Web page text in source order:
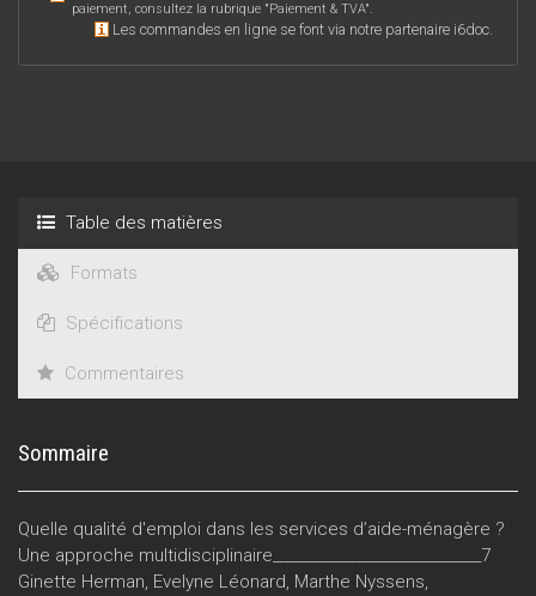
paiement, consultez la rubrique "Paiement & TVA".
Les commandes en ligne se font via notre partenaire i6doc.
Table des matières
Formats
Spécifications
Commentaires
Sommaire
Quelle qualité d'emploi dans les services d’aide-ménagère ?
Une approche multidisciplinaire_____________________________7
Ginette Herman, Evelyne Léonard, Marthe Nyssens,